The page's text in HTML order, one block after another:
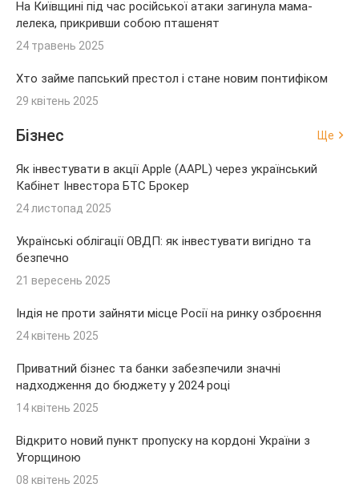
На Київщині під час російської атаки загинула мама-
лелека, прикривши собою пташенят
24 травень 2025
Хто займе папський престол і стане новим понтифіком
29 квітень 2025
Бізнес Ще
Як інвестувати в акції Apple (AAPL) через український
Кабінет Інвестора БТС Брокер
24 листопад 2025
Українські облігації ОВДП: як інвестувати вигідно та
безпечно
21 вересень 2025
Індія не проти зайняти місце Росії на ринку озброєння
24 квітень 2025
Приватний бізнес та банки забезпечили значні
надходження до бюджету у 2024 році
14 квітень 2025
Відкрито новий пункт пропуску на кордоні України з
Угорщиною
08 квітень 2025